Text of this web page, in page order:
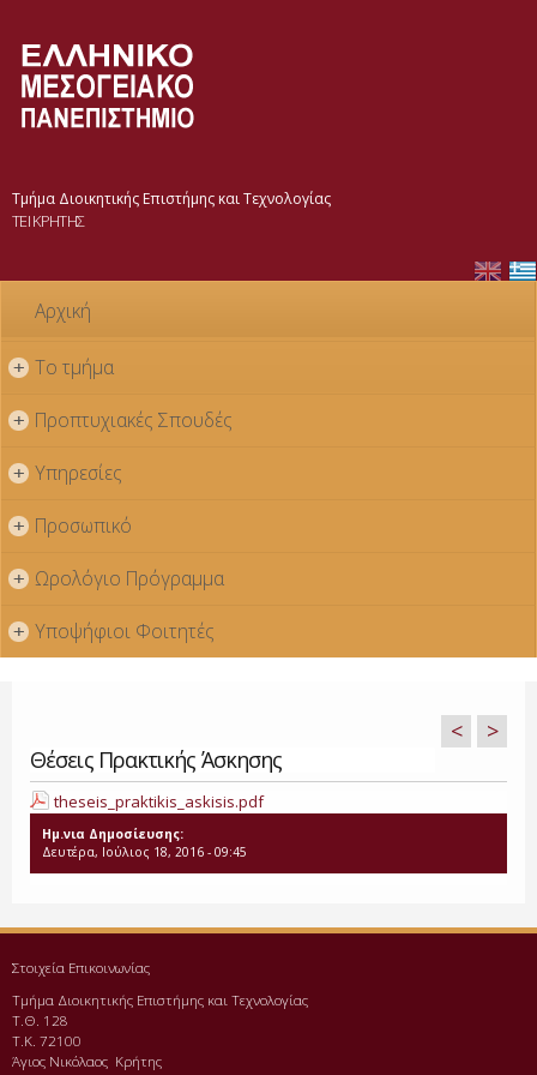
Τμήμα Διοικητικής Επιστήμης και Τεχνολογίας
ΤΕΙ ΚΡΗΤΗΣ
Αρχική
+ Το τμήμα
+ Προπτυχιακές Σπουδές
+ Υπηρεσίες
+ Προσωπικό
+ Ωρολόγιο Πρόγραμμα
+ Υποψήφιοι Φοιτητές
Θέσεις Πρακτικής Άσκησης
< >
theseis_praktikis_askisis.pdf
Ημ.νια Δημοσίευσης:
Δευτέρα, Ιούλιος 18, 2016 - 09:45
Στοιχεία Επικοινωνίας
Τμήμα Διοικητικής Επιστήμης και Τεχνολογίας
Τ.Θ. 128
Τ.Κ. 72100
Άγιος Νικόλαος Κρήτης